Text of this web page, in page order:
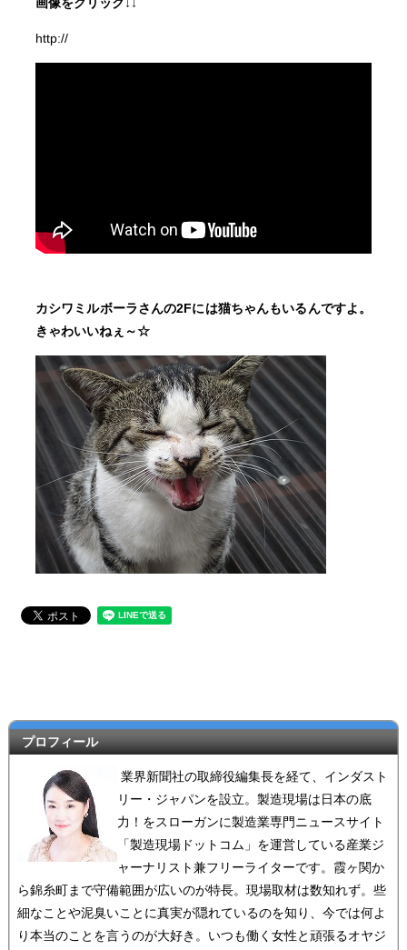
http://
カシワミルボーラさんの2Fには猫ちゃんもいるんですよ。
きゃわいいねぇ～☆
プロフィール
業界新聞社の取締役編集長を経て、インダスト
リー・ジャパンを設立。製造現場は日本の底
力！をスローガンに製造業専門ニュースサイト
「製造現場ドットコム」を運営している産業ジ
ャーナリスト兼フリーライターです。霞ヶ関か
ら錦糸町まで守備範囲が広いのが特長。現場取材は数知れず。些
細なことや泥臭いことに真実が隠れているのを知り、今では何よ
り本当のことを言うのが大好き。いつも働く女性と頑張るオヤジ